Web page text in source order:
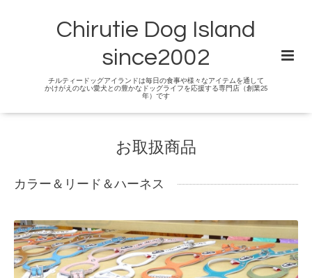
Chirutie Dog Island
since2002
チルティードッグアイランドは毎日の食事や様々なアイテムを通して
かけがえのない愛犬との豊かなドッグライフを応援する専門店（創業25
年）です
お取扱商品
カラー＆リード＆ハーネス